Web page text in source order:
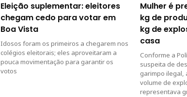
Eleição suplementar: eleitores
chegam cedo para votar em
Boa Vista
Idosos foram os primeiros a chegarem nos
colégios eleitorais; eles aproveitaram a
pouca movimentação para garantir os
votos
Mulher é
kg de
kg de
casa
Conforme a
suspeita de
garimpo ilegal,
volume de
representava